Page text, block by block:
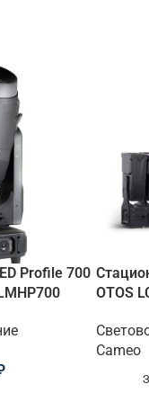
Profile 700
OTOS
Cameo